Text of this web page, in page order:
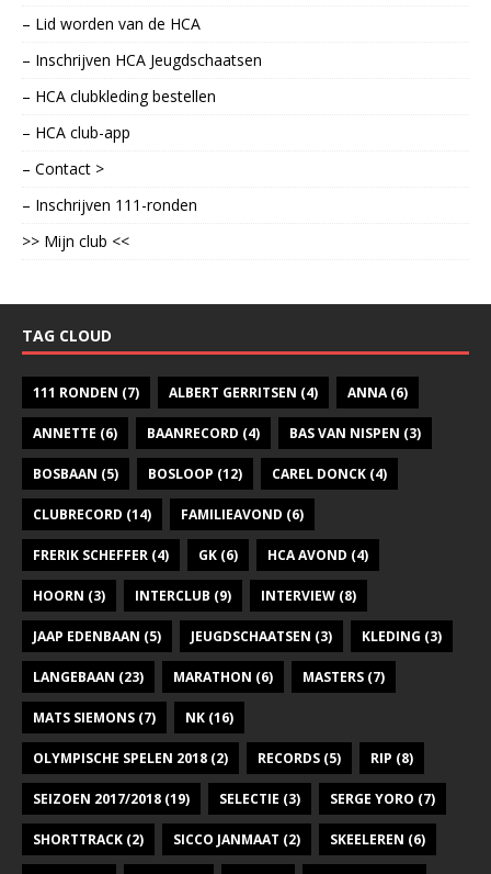
– Lid worden van de HCA
– Inschrijven HCA Jeugdschaatsen
– HCA clubkleding bestellen
– HCA club-app
– Contact >
– Inschrijven 111-ronden
>> Mijn club <<
TAG CLOUD
111 RONDEN (7) ALBERT GERRITSEN (4) ANNA(6)
ANNETTE (6) BAANRECORD (4) BAS VAN NISPEN (3)
BOSBAAN (5) BOSLOOP (12) CAREL DONCK (4)
CLUBRECORD (14) FAMILIEAVOND (6)
FRERIK SCHEFFER (4) GK (6) HCA AVOND (4)
HOORN (3) INTERCLUB (9) INTERVIEW (8)
JAAP EDENBAAN (5) JEUGDSCHAATSEN (3) KLEDING (3)
LANGEBAAN (23) MARATHON (6) MASTERS (7)
MATS SIEMONS (7) NK (16)
OLYMPISCHE SPELEN 2018 (2) RECORDS (5) RIP (8)
SEIZOEN 2017/2018 (19) SELECTIE (3) SERGE YORO (7)
SHORTTRACK (2) SICCO JANMAAT (2) SKEELEREN (6)